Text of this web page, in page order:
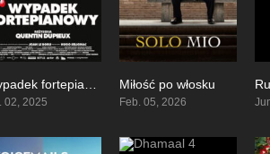
6.4
02, 2025
6.7
Miłość po włosku
Feb. 05, 2026